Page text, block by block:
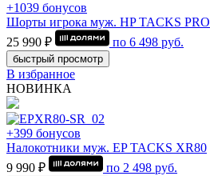
+1039 бонусов
Шорты игрока муж. HP TACKS PRO
25 990 ₽
по 6 498 руб.
быстрый просмотр
В избранное
НОВИНКА
+399 бонусов
Налокотники муж. EP TACKS XR80
9 990 ₽
по 2 498 руб.